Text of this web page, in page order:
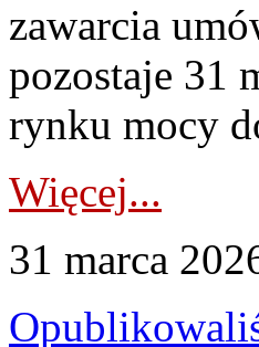
zawarcia
pozostaje 31
rynku mocy
Więcej...
31 marca